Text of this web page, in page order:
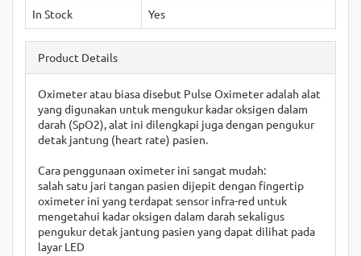
In Stock
Yes
Product Details
Oximeter atau biasa disebut Pulse Oximeter adalah alat
yang digunakan untuk mengukur kadar oksigen dalam
darah (SpO2), alat ini dilengkapi juga dengan pengukur
detak jantung (heart rate) pasien.
Cara penggunaan oximeter ini sangat mudah:
salah satu jari tangan pasien dijepit dengan fingertip
oximeter ini yang terdapat sensor infra-red untuk
mengetahui kadar oksigen dalam darah sekaligus
pengukur detak jantung pasien yang dapat dilihat pada
layar LED